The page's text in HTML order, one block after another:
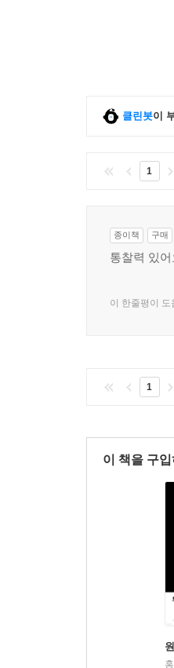
클린봇이
1
종이책 구매
통찰력 있어
이 한줄평이
1
이 책을 구